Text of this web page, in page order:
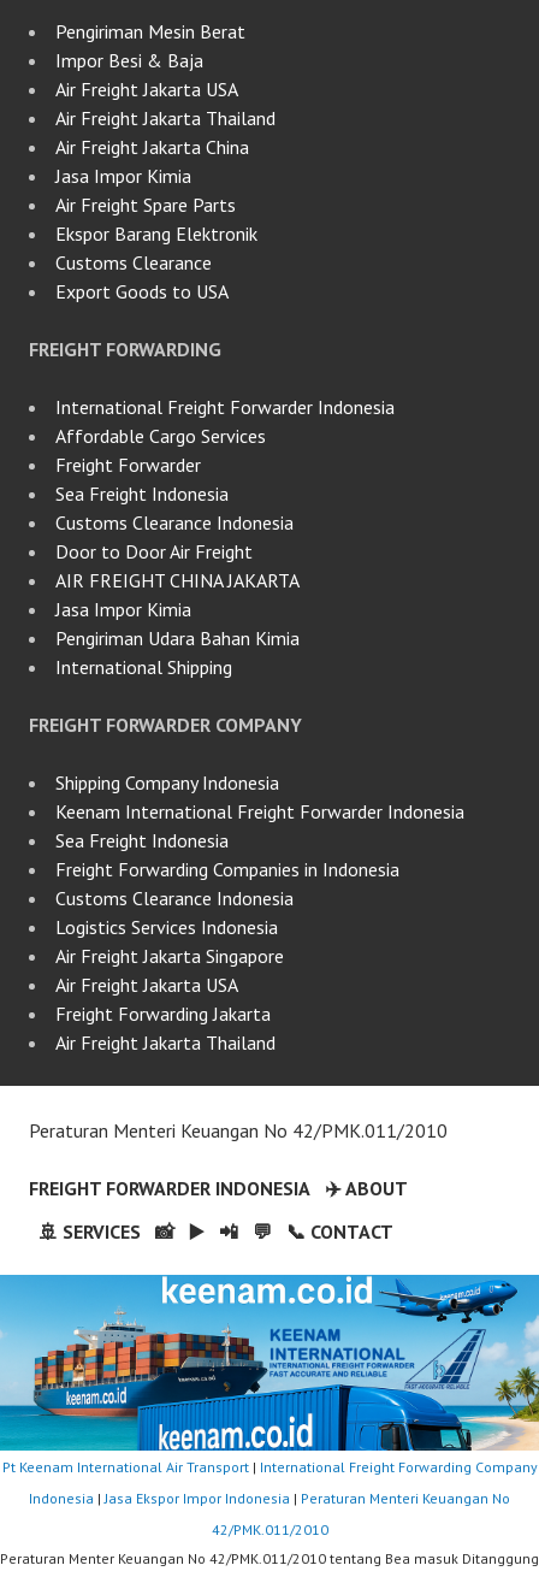
Pengiriman Mesin Berat
Impor Besi & Baja
Air Freight Jakarta USA
Air Freight Jakarta Thailand
Air Freight Jakarta China
Jasa Impor Kimia
Air Freight Spare Parts
Ekspor Barang Elektronik
Customs Clearance
Export Goods to USA
FREIGHT FORWARDING
International Freight Forwarder Indonesia
Affordable Cargo Services
Freight Forwarder
Sea Freight Indonesia
Customs Clearance Indonesia
Door to Door Air Freight
AIR FREIGHT CHINA JAKARTA
Jasa Impor Kimia
Pengiriman Udara Bahan Kimia
International Shipping
FREIGHT FORWARDER COMPANY
Shipping Company Indonesia
Keenam International Freight Forwarder Indonesia
Sea Freight Indonesia
Freight Forwarding Companies in Indonesia
Customs Clearance Indonesia
Logistics Services Indonesia
Air Freight Jakarta Singapore
Air Freight Jakarta USA
Freight Forwarding Jakarta
Air Freight Jakarta Thailand
Peraturan Menteri Keuangan No 42/PMK.011/2010
FREIGHT FORWARDER INDONESIA
✈️ ABOUT
🚢 SERVICES
📸 ▶️ 📲 💬 📞 CONTACT
Pt Keenam International Air Transport| International Freight Forwarding Company
Indonesia | Jasa Ekspor Impor Indonesia | Peraturan Menteri Keuangan No
42/PMK.011/2010
Peraturan Menter Keuangan No 42/PMK.011/2010 tentang Bea masuk Ditanggung